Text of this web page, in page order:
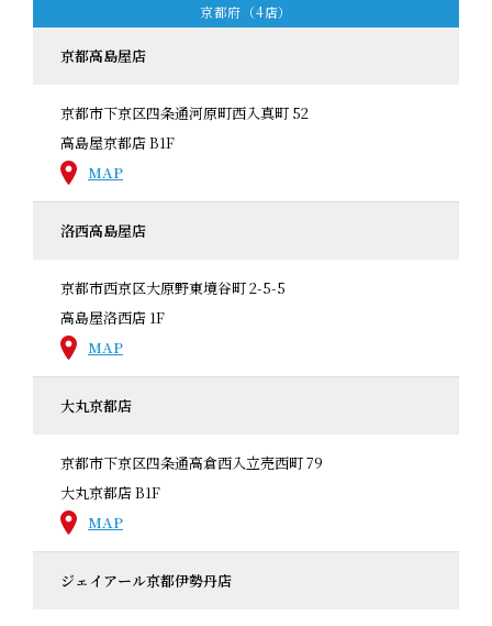
京都府（4店）
京都高島屋店
京都市下京区四条通河原町西入真町 52
高島屋京都店 B1F
MAP
洛西高島屋店
京都市西京区大原野東境谷町 2-5-5
高島屋洛西店 1F
MAP
大丸京都店
京都市下京区四条通高倉西入立売西町 79
大丸京都店 B1F
MAP
ジェイアール京都伊勢丹店